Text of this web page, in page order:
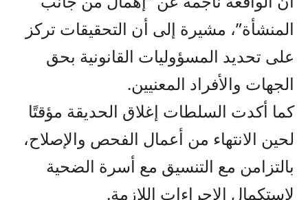
المنشأة”، مشيرة إلى أن التحقيقات تركز
على تحديد المسؤوليات القانونية بحق
الجهات والأفراد المعنيين.
كما أكدت السلطات إغلاق الحديقة مؤقتًا
لحين الانتهاء من أعمال الفحص والإصلاح،
بالتزامن مع التنسيق مع أسرة الضحية
لاستكمال الإجراءات اللازمة.